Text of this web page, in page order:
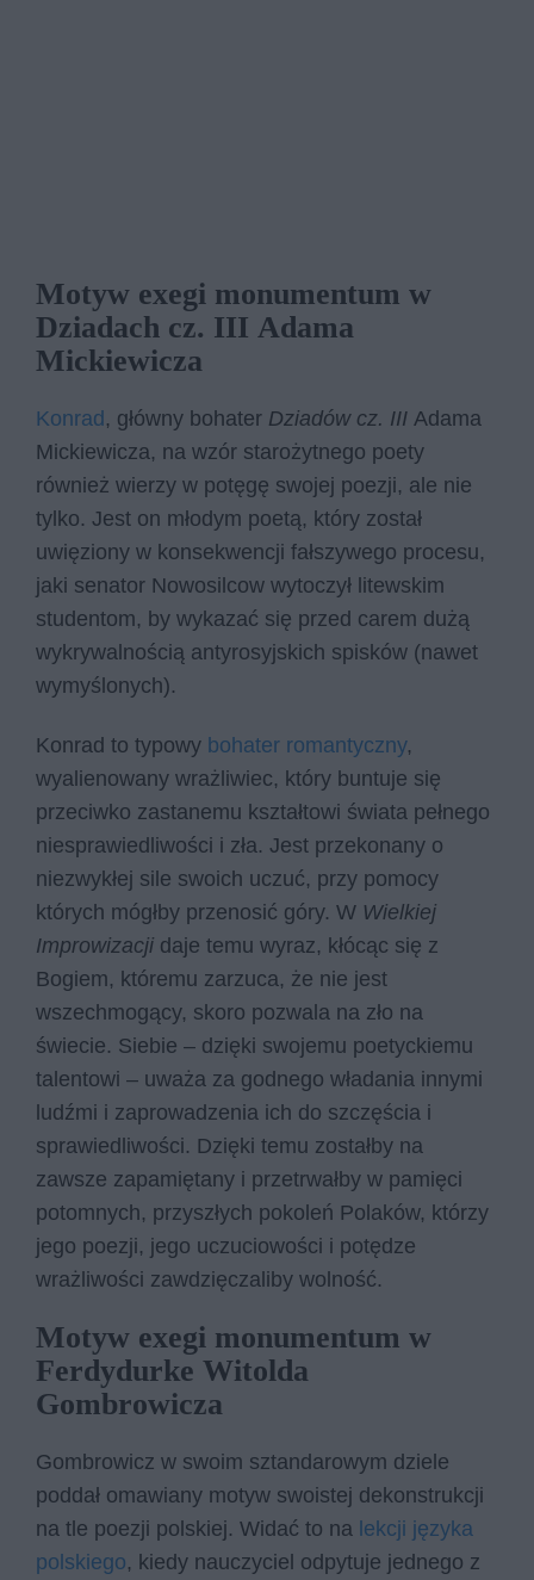
Motyw exegi monumentum w
Dziadach cz. III Adama
Mickiewicza
Konrad , główny bohater Dziadów cz. III Adama
Mickiewicza, na wzór starożytnego poety
również wierzy w potęgę swojej poezji, ale nie
tylko. Jest on młodym poetą, który został
uwięziony w konsekwencji fałszywego procesu,
jaki senator Nowosilcow wytoczył litewskim
studentom, by wykazać się przed carem dużą
wykrywalnością antyrosyjskich spisków (nawet
wymyślonych).
Konrad to typowy bohater romantyczny,
wyalienowany wrażliwiec, który buntuje się
przeciwko zastanemu kształtowi świata pełnego
niesprawiedliwości i zła. Jest przekonany o
niezwykłej sile swoich uczuć, przy pomocy
których mógłby przenosić góry. W Wielkiej
Improwizacji daje temu wyraz, kłócąc się z
Bogiem, któremu zarzuca, że nie jest
wszechmogący, skoro pozwala na zło na
świecie. Siebie – dzięki swojemu poetyckiemu
talentowi – uważa za godnego władania innymi
ludźmi i zaprowadzenia ich do szczęścia i
sprawiedliwości. Dzięki temu zostałby na
zawsze zapamiętany i przetrwałby w pamięci
potomnych, przyszłych pokoleń Polaków, którzy
jego poezji, jego uczuciowości i potędze
wrażliwości zawdzięczaliby wolność.
Motyw exegi monumentum w
Ferdydurke Witolda
Gombrowicza
Gombrowicz w swoim sztandarowym dziele
poddał omawiany motyw swoistej dekonstrukcji
na tle poezji polskiej. Widać to na lekcji języka
polskiego, kiedy nauczyciel odpytuje jednego z